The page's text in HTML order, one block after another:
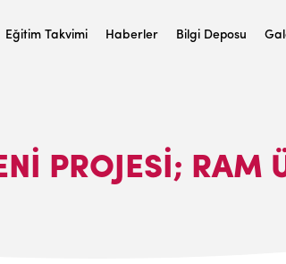
Eğitim Takvimi Haberler Bilgi Deposu
PROJESI; RAM